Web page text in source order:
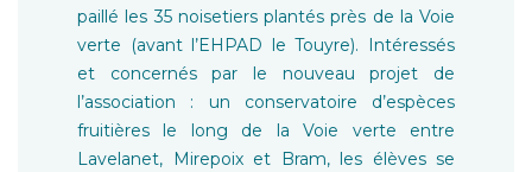
paillé les 35 noisetiers plantés près de la Voie
verte (avant l’EHPAD le Touyre). Intéressés
et concernés par le nouveau projet de
l’association : un conservatoire d’espèces
fruitières le long de la Voie verte entre
Lavelanet, Mirepoix et Bram, les élèves se